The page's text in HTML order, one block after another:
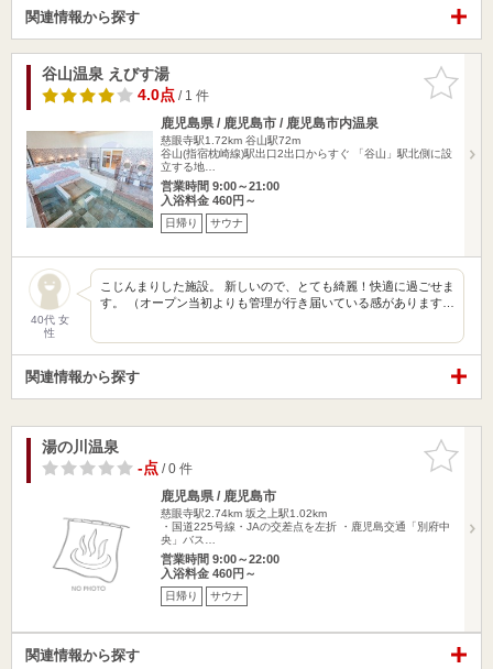
関連情報から探す
お気に入
りに追加
谷山温泉 えびす湯
4.0点/ 1 件
鹿児島県 / 鹿児島市 / 鹿児島市内温泉
慈眼寺駅1.72km 谷山駅72m
谷山(指宿枕崎線)駅出口2出口からすぐ 「谷山」駅北側に設
立する地…
営業時間 9:00～21:00
入浴料金 460円～
日帰り サウナ
40代 女
性
こじんまりした施設。 新しいので、とても綺麗！快適に過ごせま
す。 （オープン当初よりも管理が行き届いている感があります…
関連情報から探す
お気に入
りに追加
湯の川温泉
-点/ 0 件
鹿児島県 / 鹿児島市
慈眼寺駅2.74km 坂之上駅1.02km
・国道225号線・JAの交差点を左折 ・鹿児島交通「別府中
央」バス…
営業時間 9:00～22:00
入浴料金 460円～
日帰り サウナ
関連情報から探す